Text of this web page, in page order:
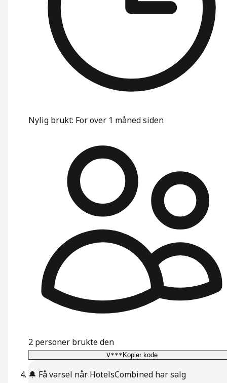
Nylig brukt: For over 1 måned siden
2 personer brukte den
V***Kopier kode
🔔 Få varsel når HotelsCombined har salg